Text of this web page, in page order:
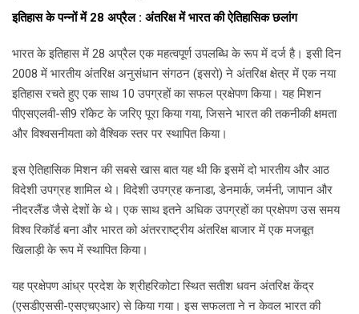
इतिहास के पन्नों में 28 अप्रैल : अंतरिक्ष में भारत की ऐतिहासिक छलांग
भारत के इतिहास में 28 अप्रैल एक महत्वपूर्ण उपलब्धि के रूप में दर्ज है। इसी दिन
2008 में भारतीय अंतरिक्ष अनुसंधान संगठन (इसरो) ने अंतरिक्ष क्षेत्र में एक नया
इतिहास रचते हुए एक साथ 10 उपग्रहों का सफल प्रक्षेपण किया। यह मिशन
पीएसएलवी-सी9 रॉकेट के जरिए पूरा किया गया, जिसने भारत की तकनीकी क्षमता
और विश्वसनीयता को वैश्विक स्तर पर स्थापित किया।
इस ऐतिहासिक मिशन की सबसे खास बात यह थी कि इसमें दो भारतीय और आठ
विदेशी उपग्रह शामिल थे। विदेशी उपग्रह कनाडा, डेनमार्क, जर्मनी, जापान और
नीदरलैंड जैसे देशों के थे। एक साथ इतने अधिक उपग्रहों का प्रक्षेपण उस समय
विश्व रिकॉर्ड बना और भारत को अंतरराष्ट्रीय अंतरिक्ष बाजार में एक मजबूत
खिलाड़ी के रूप में स्थापित किया।
यह प्रक्षेपण आंध्र प्रदेश के श्रीहरिकोटा स्थित सतीश धवन अंतरिक्ष केंद्र
(एसडीएससी-एसएचएआर) से किया गया। इस सफलता ने न केवल भारत की